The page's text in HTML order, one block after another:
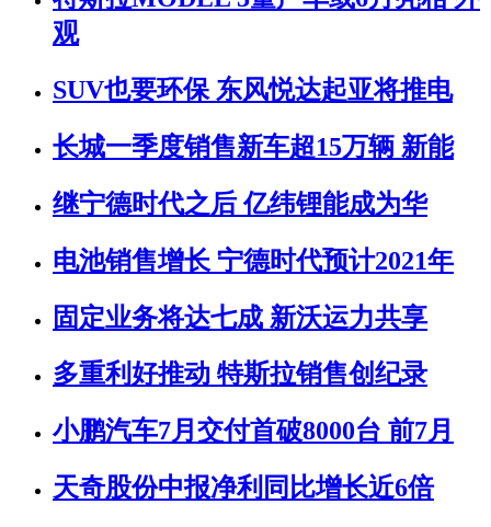
观
SUV也要环保 东风悦达起亚将推电
长城一季度销售新车超15万辆 新能
继宁德时代之后 亿纬锂能成为华
电池销售增长 宁德时代预计2021年
固定业务将达七成 新沃运力共享
多重利好推动 特斯拉销售创纪录
小鹏汽车7月交付首破8000台 前7月
天奇股份中报净利同比增长近6倍